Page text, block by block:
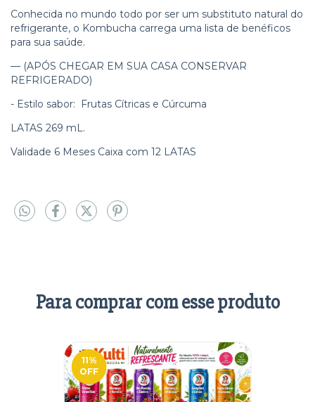
Conhecida no mundo todo por ser um substituto natural do
refrigerante, o Kombucha carrega uma lista de benéficos
para sua saúde.
— (APÓS CHEGAR EM SUA CASA CONSERVAR
REFRIGERADO)
- Estilo sabor: Frutas Cítricas e Cúrcuma
LATAS 269 mL.
Validade 6 Meses Caixa com 12 LATAS
Para comprar com esse produto
11%
OFF